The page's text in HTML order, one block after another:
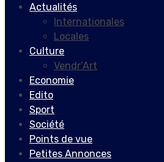
Actualités
Internationales
Locales
Culture
Vendr’Art
Economie
Edito
Sport
Société
Points de vue
Petites Annonces